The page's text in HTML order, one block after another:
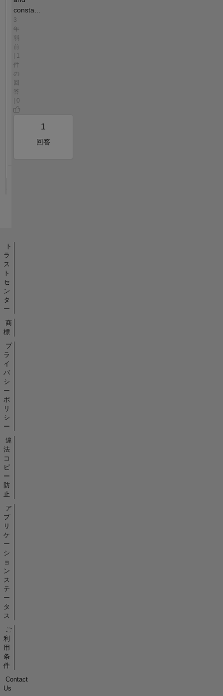
consta...
3
年
弱
前
| 1
件
の
回
答
| 0
1
回答
ト
ラ
ス
ト
セ
ン
タ
ー
商
標
プ
ラ
イ
バ
シ
ー
ポ
リ
シ
ー
違
法
コ
ピ
ー
防
止
ア
プ
リ
ケ
ー
シ
ョ
ン
ス
テ
ー
タ
ス
ご
利
用
条
件
Contact
Us